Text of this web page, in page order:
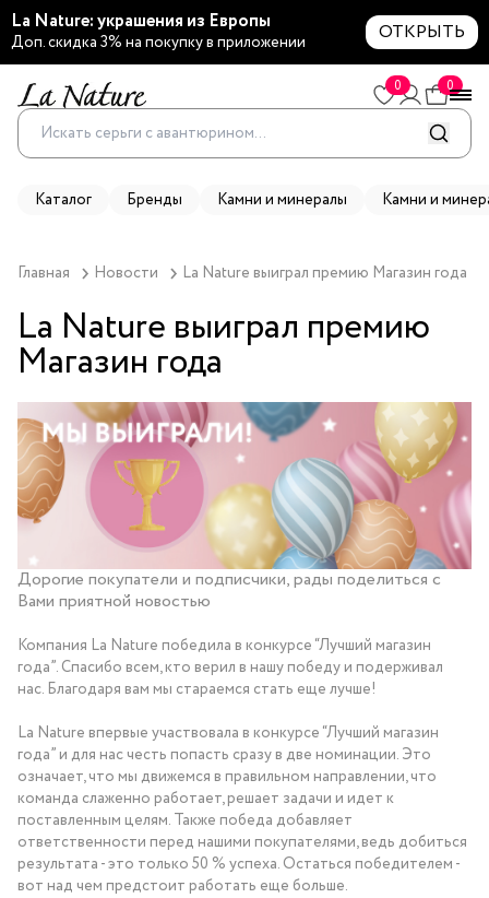
La Nature: украшения из Европы
Доп. скидка 3% на покупку в приложении ОТКРЫТЬ
0 0
Каталог Бренды Камни и минералы Камни и
Главная Новости La Nature выиграл премию Магазин года
La Nature выиграл премию
Магазин года
Дорогие покупатели и подписчики, рады поделиться с
Вами приятной новостью
Компания La Nature победила в конкурсе “Лучший магазин
года”. Спасибо всем, кто верил в нашу победу и подерживал
нас. Благодаря вам мы стараемся стать еще лучше!
La Nature впервые участвовала в конкурсе “Лучший магазин
года” и для нас честь попасть сразу в две номинации. Это
означает, что мы движемся в правильном направлении, что
команда слаженно работает, решает задачи и идет к
поставленным целям. Также победа добавляет
ответственности перед нашими покупателями, ведь добиться
результата - это только 50 % успеха. Остаться победителем -
вот над чем предстоит работать еще больше.